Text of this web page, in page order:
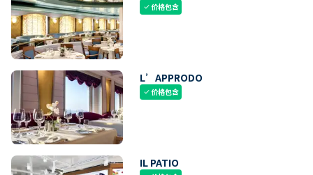
check价格包含
L’APPRODO
check价格包含
IL PATIO